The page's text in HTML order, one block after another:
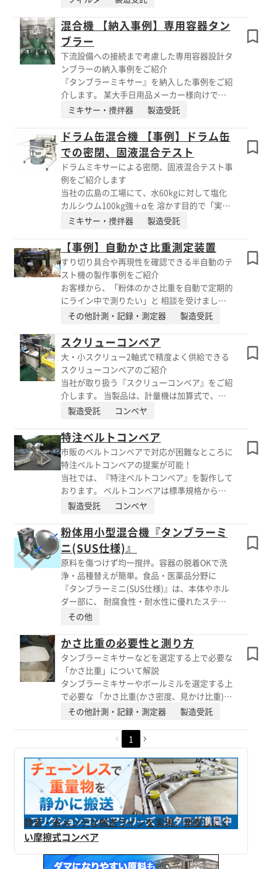
仕様で製作中です。 【事例】 ■テスト機 ・
タンブラーミニ TMC-20(容器容量20L) ■混合
物 ・PPペレット(ブレンドオイル下処理
済)2kg、粉末顔料12g ・PPペレット(ブレン
ドオイル下処理済)5kg、粉末顔料28g ※エイシ
ンの総合カタログはPDFダウンロードよりご覧
いただけます。
えの時にマグネットを 通したい、などの場合
に便利に動かして使用します。 今回は口径が
大きかったため、人が持てる重量を考慮して分
割しての マグネット配置になっており、真ん
中に仕切りがあります。 マグネットを色々な
場所で使いたい、というご要望を良く耳にしま
す。 サイズなどご要望に合わせて設計します
ので、お気軽にご相談ください。 【事例】 ■
製品 ・可搬式マグフィルター ■特長 ・キ
ャスター付きの架台の上にマグネットが乗って
いる ・タンブラーミキサーで原料をタンク
に仕込む前などでも使用可能 ※エイシンの総
合カタログはPDFダウンロードよりご覧いただ
けます。
混合機 【納入事例】専用容器タン
ブラー
下流設備への接続まで考慮した専用容器設計タ
ンブラーの納入事例をご紹介
『タンブラーミキサー』を納入した事例をご紹
介します。 某大手日用品メーカー様向けで、
数年前から標準のタンブラーを ご利用いただ
用ということで 下流設備への接続まで考慮し
た、専用容器設計での納入となりました。 原
料投入や排出作業は、各お客様によって異なり
ます。 できるだけご要望に沿った提案をしま
すので、お気軽にご相談ください。 【事例】
■製品 ・タンブラーミキサー ■要望 ・新
プラント用 ・下流設備への接続まで考慮し
た、専用容器設計 ・パンチング仕様の安全
柵 ※エイシンの総合カタログはPDFダウンロー
ドよりご覧いただけます。
ミキサー・攪拌器 製造受託
ドラム缶混合機 【事例】ドラム缶
での密閉、固液混合テスト
ドラムミキサーによる密閉、固液混合テスト事
例をご紹介します
当社の広島の工場にて、水60kgに対して塩化
カルシウム100kg強＋αを 溶かす目的で「実粉
テスト」を実施いたしました。 ドラムミキサ
ました。 水を60kg入れた後、塩化カルシウム
(粒状)を100kg強、投入。 30分後、ひしゃくで
底から掬ってみましたが良く溶けていました。
更にもう1種類粉を入れて30分回転、その後取
り出し、溶け残りもなく きれいに排出されま
した。分析しても問題ないという評価でした。
「溶解した後、そのままドラム缶でハンドリン
グして保管する」 「ドラム缶形状だと容器も
洗浄しやすい」 「撹拌機の洗浄が無い」 など
の点で、ドラム缶のまま撹拌というメリットを
感じていただけました。 ご来社テストは無料
で実施していますので、是非お気軽にご相談下
さい！ 【事例】 ■テスト目的：水60kgに対し
て塩化カルシウム100kg強＋αを溶かす ■使用
総合カタログはPDFダウンロードよりご覧いた
だけます。
ミキサー・攪拌器 製造受託
【事例】自動かさ比重測定装置
すり切り具合や再現性を確認できる半自動のテ
スト機の製作事例をご紹介
お客様から、「粉体のかさ比重を自動で定期的
にライン中で測りたい」と 相談を受けまし
た。 原料が天然由来で水分値が異なることも
の品質を安定させ、異常時には早急に前工程の
条件変更をしたい、という内容でした。 微粉
やペレット形状の米粒くらいの大きさのもの、
色々なサイズの粉体の 検討があり、特にペレ
ット形状は無理にすり切ると、容器の縁と挟み
込んで すり切れないという事象が発生しまし
た。 そこで、すり切り具合や再現性を確認で
きる半自動のテスト機を製作しました。 テス
ト機は当社五日市工場にございます。 もしご
興味があれば、是非お気軽にご相談頂ければ幸
いです。 【事例】 ■製作機：自動かさ比重測
定装置 ■設備導入検討の目的 ・現状より高
頻度の計測 ・ロギングと警報、省人力化、
人による計測のばらつきの解消 ※エイシンの
だけます。
その他計測・記録・測定器 製造受託
スクリューコンベア
大・小スクリュー2軸式で精度よく供給できる
スクリューコンベアのご紹介
当社が取り扱う『スクリューコンベア』をご紹
介します。 当製品は、計量機は加算式で、大
スクリューと小スクリューの2軸式で 最初は大
大スクリュー停止、 小スクリューで精度良く
供給し、設定値で停止する優れものです。 当
社の特色は、粉体の特長に合わせ費用対効果を
考えながら自社設計製作と、 幅広い専業メー
カー製品のご提案、いずれも対応可能なことで
す。 当社工場に、計量機、ブリッジブレーカ
ー付のテスト機があります。 テストのご依頼
も承っております。お気軽にご相談ください。
【特長】 ■計量機は加算式で、大スクリュー
と小スクリューの2軸式 ■設定重量手前で大ス
クリュー停止、 小スクリューで精度良く供
給し、設定値で停止する ※エイシンの総合カ
タログはPDFダウンロードよりご覧いただけま
す。
製造受託 コンベヤ
特注ベルトコンベア
市販のベルトコンベアで対応が困難なところに
特注ベルトコンベアの提案が可能！
当社では、『特注ベルトコンベア』を製作して
おります。 ベルトコンベアは標準規格から外
れて特注になると、急に高価に なってしまう
れも狭い場所を 通したり、Z型だったり、お客
様のレイアウトに合わせこんだ提案で、 採用
いただいています。 桟の取り付け方などを工
夫した「かつお節用コンベア」をはじめ、 付
着性、凝集性の高い粉体用に、「2軸スクリュ
ーコンベア」→ 「ベルトコンベアZ型」→「マ
グネット付解砕機」まで一式の 設計、納入を
した実績もあります。 【特長】 ■お客様のレ
イアウトに合わせこんだ提案 ■蓄積したノウ
ハウ ■前後の取り合いなど含めて対応可能 ※
エイシンの総合カタログはPDFダウンロードよ
りご覧いただけます。
製造受託 コンベヤ
粉体用小型混合機『タンブラーミ
ニ(SUS仕様)』
原料を傷つけず均一撹拌。容器の脱着OKで洗
浄・品種替えが簡単。食品・医薬品分野に
『タンブラーミニ(SUS仕様)』は、本体やホル
ダー部に、 耐腐食性・耐水性に優れたステン
レスを使用したコンパクトミキサーです。 遠
ず、均一に処理できます。 市販容器を脱着交
換でき、原料ごとの使い分けや、次工程への搬
送が容易。 本体はグリースアップなどのメン
テナンスが不要な軸受けのない構造で 洗浄性
に優れるため、食品工場やクリーンルームでの
使用に適しています。 【特長】 ■オールSUS
仕様 ■市販の密閉タンクが使用でき、容器コ
ストを抑制可能 ■試作・サンプル作りに好適
■操作が簡単 ■安全カバー、キャスターな
どのオプション仕様も作製可能 ※詳しくは製
品カタログをご覧ください。お問い合わせもお
気軽にどうぞ。
その他
かさ比重の必要性と測り方
タンブラーミキサーなどを選定する上で必要な
「かさ比重」について解説
タンブラーミキサーやボールミルを選定する上
で必要な 「かさ比重(かさ密度、見かけ比重)」
について解説します。 外部リンクページで
ご紹介しております。 正確に物性を計測する
専用の機器もございます。 当社からお見積り
することも可能ですので、お気軽にお問い合わ
せください。 ※エイシンの総合カタログはPDF
ダウンロードよりご覧いただけます。
その他計測・記録・測定器 製造受託
1
静音・省メンテな搬送ラインを実現。発塵しにく
い摩擦式コンベア